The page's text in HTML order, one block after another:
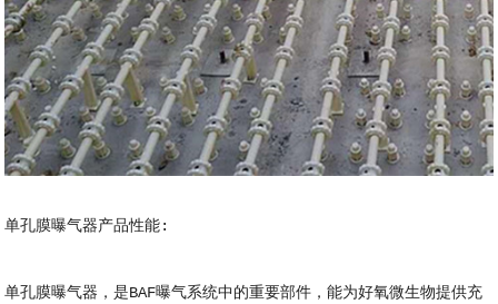
单孔膜曝气器产品性能:
单孔膜曝气器，是BAF曝气系统中的重要部件，能为好氧微生物提供充